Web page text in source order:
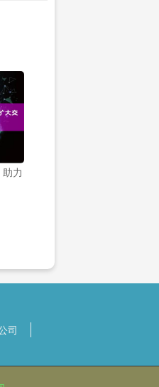
力
司